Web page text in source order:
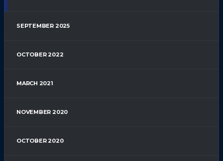
SEPTEMBER 2025
OCTOBER 2022
MARCH 2021
NOVEMBER 2020
OCTOBER 2020